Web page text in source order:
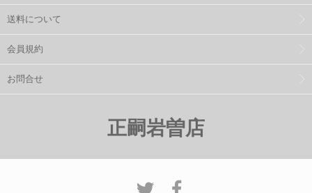
送料について
会員規約
お問合せ
正嗣岩曽店